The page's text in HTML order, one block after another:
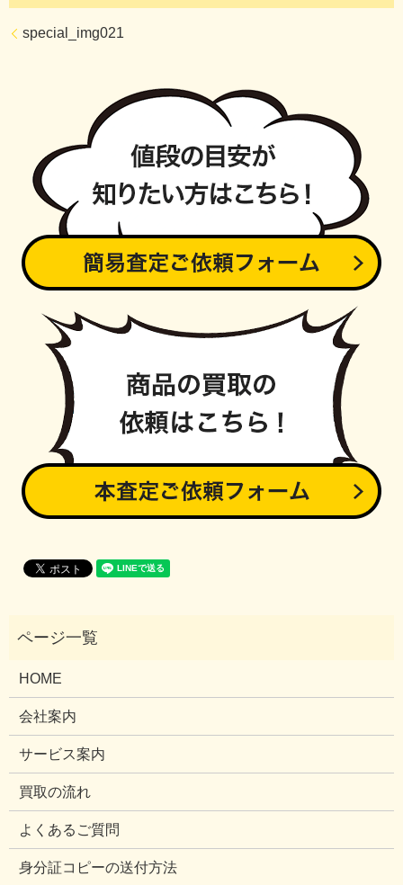
special_img021
HOME
会社案内
サービス案内
買取の流れ
よくあるご質問
身分証コピーの送付方法